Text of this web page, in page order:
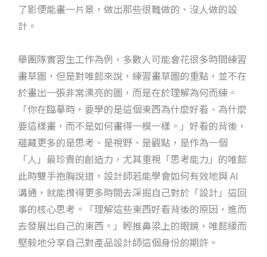
了影便能畫一片景，做出那些很難做的、沒人做的設
計。
舉團隊實習生工作為例，多數人可能會花很多時間練習
畫草圖，但是對唯懿來說，練習畫草圖的重點，並不在
於畫出一張非常漂亮的圖，而是在於理解為何而練。
「你在臨摹時，要學的是這個東西為什麼好看、為什麼
要這樣畫，而不是如何畫得一模一樣。」好看的背後，
蘊藏更多的是思考、是視野、是觀點，是作為一個
「人」最珍貴的創造力，尤其重視「思考能力」的唯懿
此時雙手抱胸說道，設計師若能學會如何有效地與 AI
溝通，就能攢得更多時間去深掘自己對於「設計」這回
事的核心思考。「理解這些東西好看背後的原因，進而
去發展出自己的東西。」輕推鼻梁上的眼鏡，唯懿緩而
堅毅地分享自己對產品設計師這個身份的期許。